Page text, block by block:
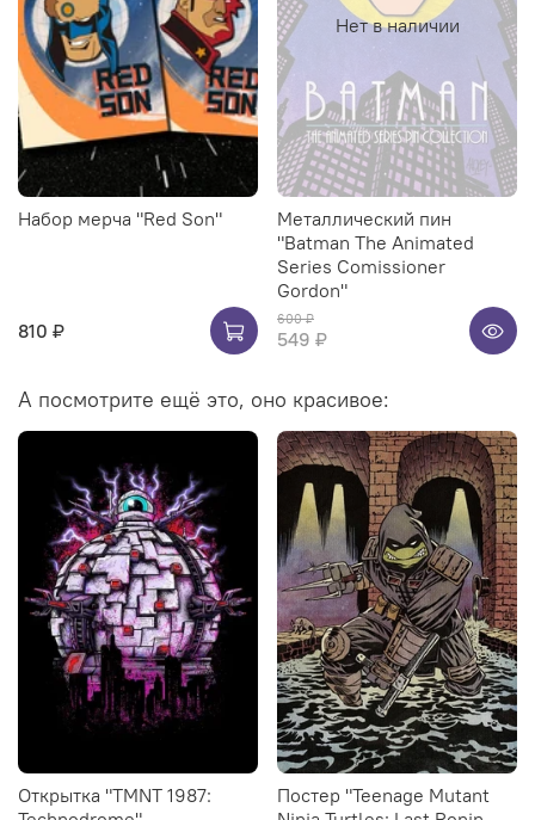
Набор мерча "Red Son"
810 ₽
Нет в наличии
Металлический пин
"Batman The Animated
Series Comissioner
Gordon"
600 ₽
549 ₽
А посмотрите ещё это, оно красивое:
Открытка "TMNT 1987:
Постер "Teenage Mutant